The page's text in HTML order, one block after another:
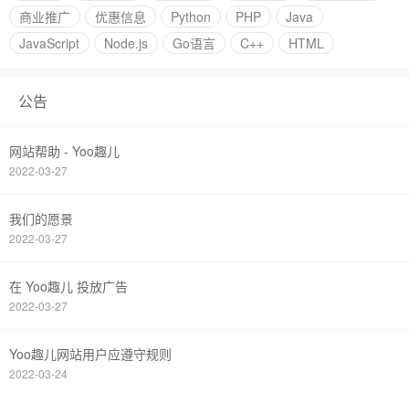
商业推广
优惠信息 Python PHP
Java
JavaScript
Node.js Go语言 C++ HTML
公告
网站帮助 - Yoo趣儿
2022-03-27
我们的愿景
2022-03-27
在 Yoo趣儿 投放广告
2022-03-27
Yoo趣儿网站用户应遵守规则
2022-03-24